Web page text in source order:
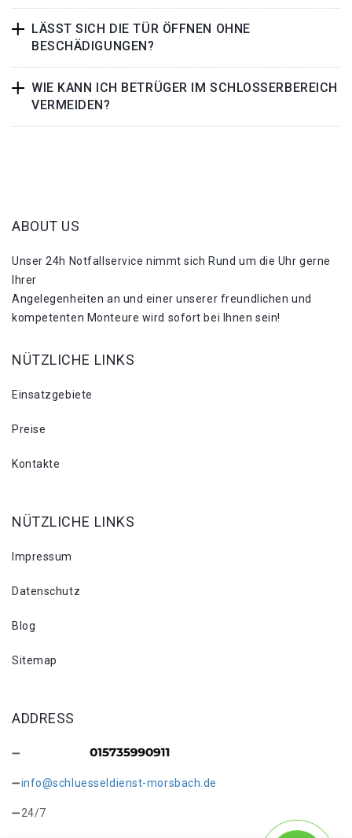
LÄSST SICH DIE TÜR ÖFFNEN OHNE
BESCHÄDIGUNGEN?
WIE KANN ICH BETRÜGER IM SCHLOSSERBEREICH
VERMEIDEN?
ABOUT US
Unser 24h Notfallservice nimmt sich Rund um die Uhr gerne
Ihrer
Angelegenheiten an und einer unserer freundlichen und
kompetenten Monteure wird sofort bei Ihnen sein!
NÜTZLICHE LINKS
Einsatzgebiete
Preise
Kontakte
NÜTZLICHE LINKS
Impressum
Datenschutz
Blog
Sitemap
ADDRESS
info@schluesseldienst-morsbach.de
24/7